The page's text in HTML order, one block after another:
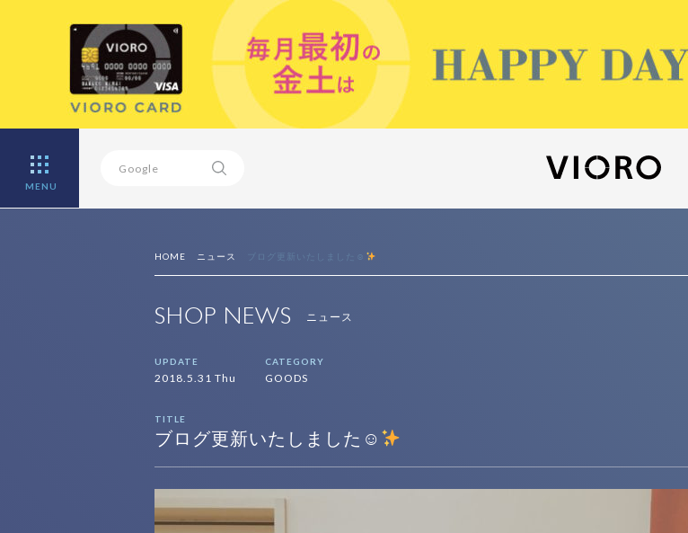
MENU
HOME ニュース ブログ更新いたしました☺
SHOP NEWS ニュース
UPDATE
2018.5.31 Thu
CATEGORY
GOODS
TITLE
ブログ更新いたしました☺